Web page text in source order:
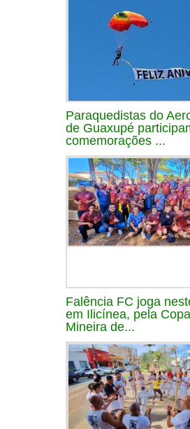
Paraquedistas do
de Guaxupé
comemorações ...
Falência FC joga
em Ilicínea, pela
Mineira de...